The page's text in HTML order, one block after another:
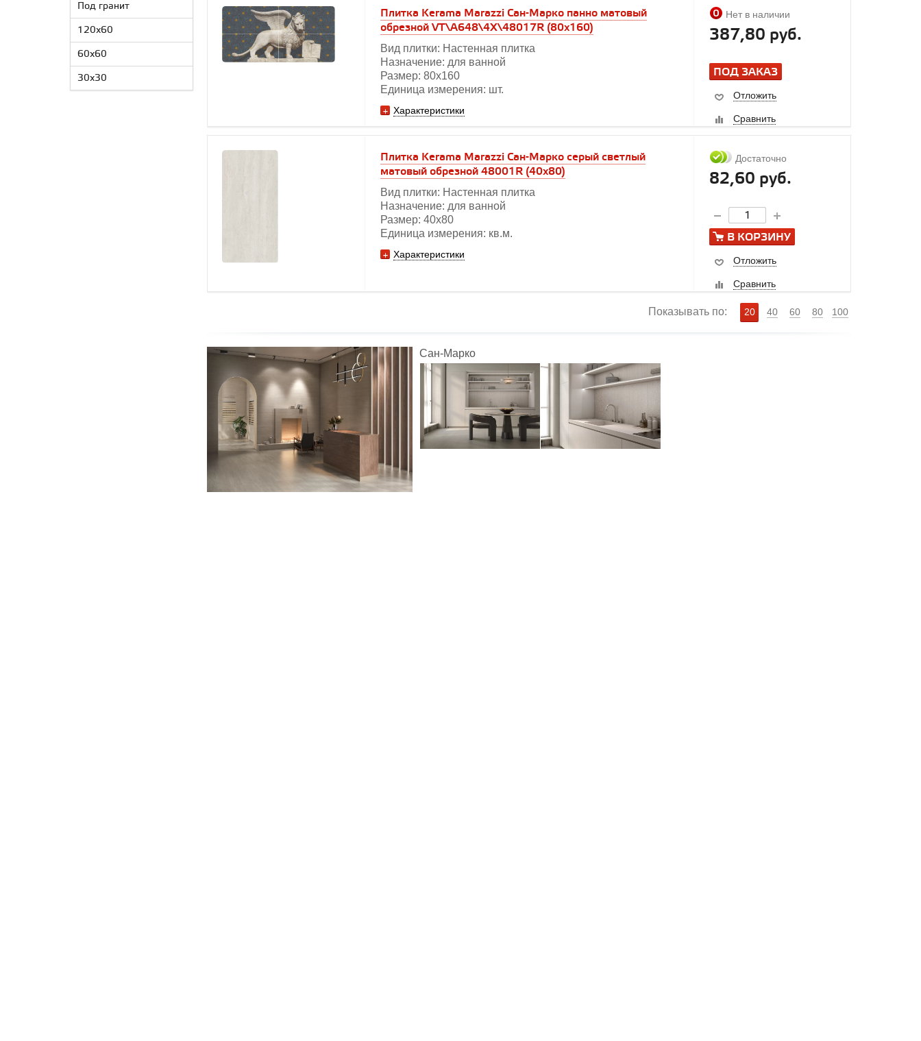
Под гранит
120x60
60x60
30x30
Плитка Kerama Marazzi Сан-Марко панно матовый
обрезной VT\A648\4X\48017R (80х160)
Вид плитки: Настенная плитка
Назначение: для ванной
Размер: 80х160
Единица измерения: шт.
Характеристики
Нет в наличии
387,80 руб.
ПОД ЗАКАЗ
Отложить
Сравнить
Плитка Kerama Marazzi Сан-Марко серый светлый
матовый обрезной 48001R (40х80)
Вид плитки: Настенная плитка
Назначение: для ванной
Размер: 40х80
Единица измерения: кв.м.
Характеристики
Достаточно
82,60 руб.
В КОРЗИНУ
Отложить
Сравнить
Показывать по: 20 40 60 80 100
Сан-Марко